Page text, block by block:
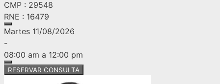
CMP : 29548
RNE : 16479
Martes 11/08/2026
-
08:00 am a 12:00 pm
RESERVAR CONSULTA